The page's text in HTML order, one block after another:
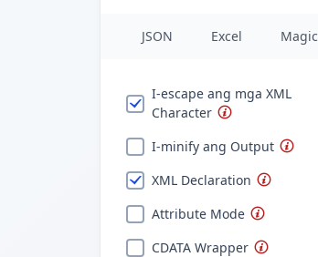
JSON Excel Magic
I-escape ang mga XML
Character
I-minify ang Output
XML Declaration
Attribute Mode
CDATA Wrapper